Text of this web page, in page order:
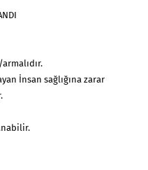
İnsan sağlığına zarar